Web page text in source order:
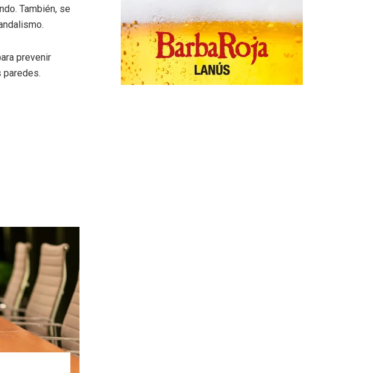
También, se
prevenir
paredes.